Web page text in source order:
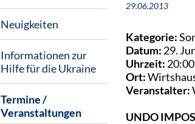
Neuigkeiten
Informationen zur
Hilfe für die Ukraine
Termine /
Veranstaltungen
29.06.2013
Kategorie:
Datum: 29.
Uhrzeit:
Ort:
Veranstalter:
UNDO